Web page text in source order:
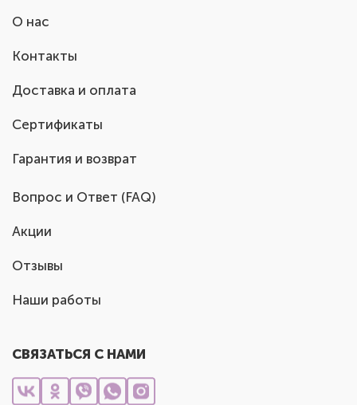
О нас
Контакты
Доставка и оплата
Сертификаты
Гарантия и возврат
Вопрос и Ответ (FAQ)
Акции
Отзывы
Наши работы
СВЯЗАТЬСЯ С НАМИ